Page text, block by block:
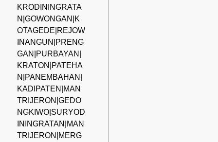
KRODININGRATA
N|GOWONGAN|K
OTAGEDE|REJOW
INANGUN|PRENG
GAN|PURBAYAN|
KRATON|PATEHA
N|PANEMBAHAN|
KADIPATEN|MAN
TRIJERON|GEDO
NGKIWO|SURYOD
ININGRATAN|MAN
TRIJERON|MERG